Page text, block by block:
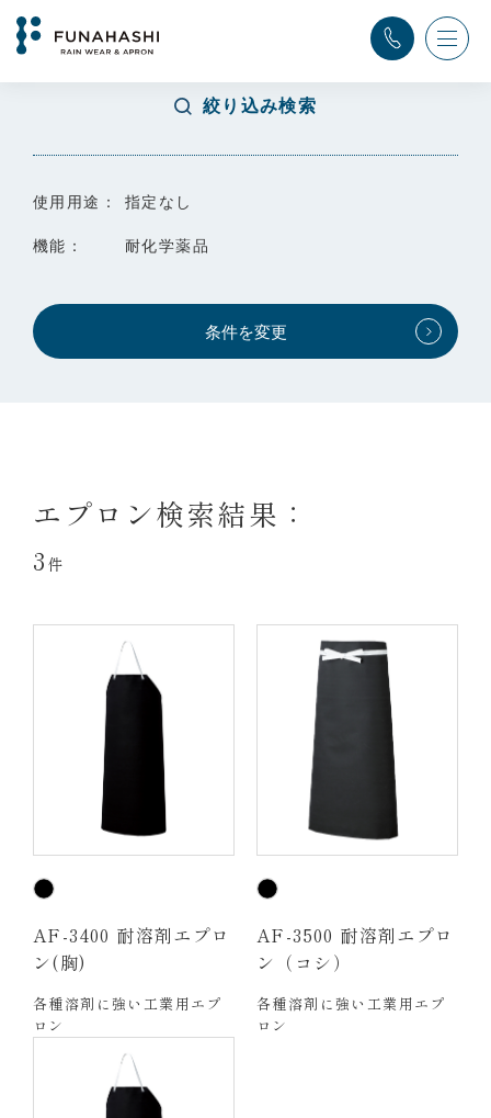
TOP
絞り込み検索
使用用途： 指定なし
機能： 耐化学薬品
条件を変更
エプロン検索結果：
3 件
AF-3400 耐溶剤エプロ
ン(胸)
各種溶剤に強い工業用エプ
ロン
AF-3500 耐溶剤エプロ
ン（コシ）
各種溶剤に強い工業用エプ
ロン